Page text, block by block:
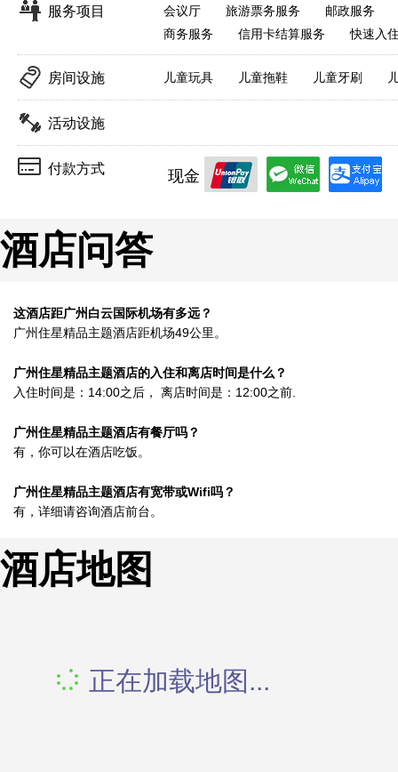
服务项目 会议厅 旅游票务服务
邮政服务
商务服务
信用卡结算服务 快速入
房间设施 儿童玩具 儿童拖鞋 儿童牙刷
活动设施
付款方式 现金
酒店问答
这酒店距广州白云国际机场有多远？
广州住星精品主题酒店距机场49公里。
广州住星精品主题酒店的入住和离店时间是什么？
入住时间是：14:00之后， 离店时间是：12:00之前.
广州住星精品主题酒店有餐厅吗？
有，你可以在酒店吃饭。
广州住星精品主题酒店有宽带或Wifi吗？
有，详细请咨询酒店前台。
酒店地图
正在加载地图...